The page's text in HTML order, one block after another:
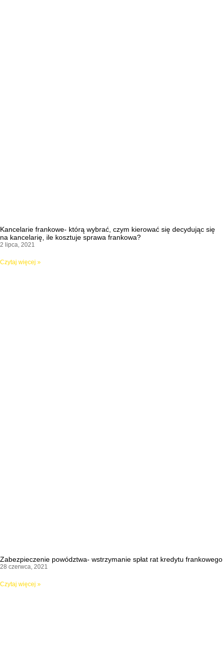
Kancelarie frankowe- którą wybrać, czym kierować się decydując się
na kancelarię, ile kosztuje sprawa frankowa?
2 lipca, 2021
Czytaj więcej »
Zabezpieczenie powództwa- wstrzymanie spłat rat kredytu frankowego
28 czerwca, 2021
Czytaj więcej »